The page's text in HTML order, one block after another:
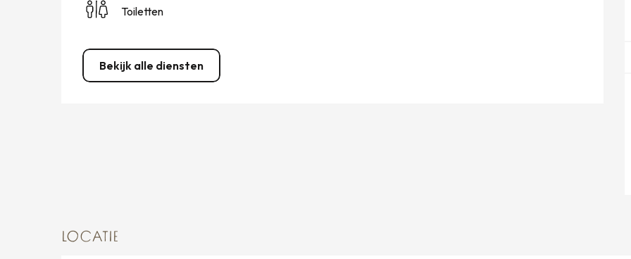
Toiletten
Bekijk alle diensten
LOCATIE